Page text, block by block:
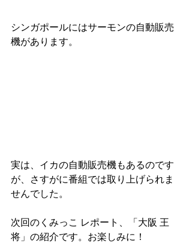
シンガポールにはサーモンの自動販売
機があります。
実は、イカの自動販売機もあるのです
が、さすがに番組では取り上げられま
せんでした。
次回のくみっこ レポート、「大阪 王
将」の紹介です。お楽しみに！